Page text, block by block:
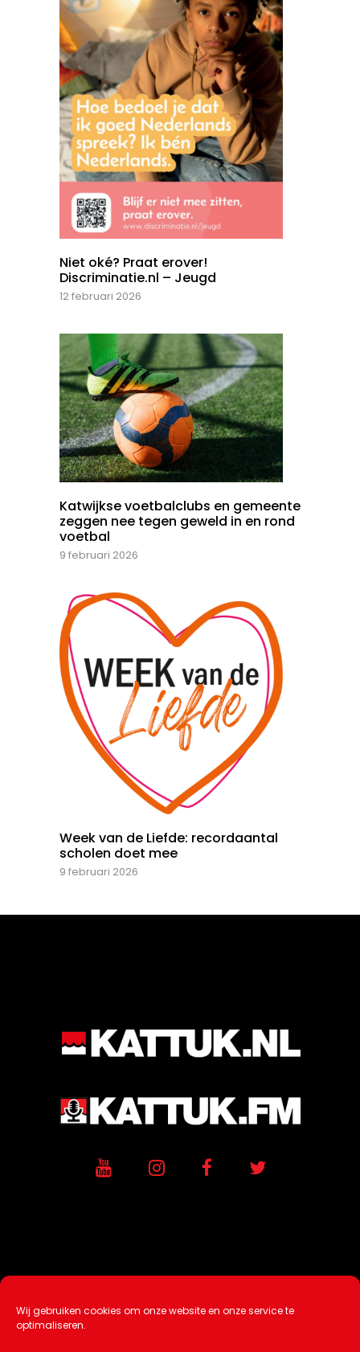
Wij gebruiken cookies om onze website en onze service te
optimaliseren.
Niet oké? Praat erover!
Discriminatie.nl – Jeugd
12 februari 2026
Katwijkse voetbalclubs en gemeente
zeggen nee tegen geweld in en rond
voetbal
9 februari 2026
Week van de Liefde: recordaantal
scholen doet mee
9 februari 2026
Ontwikkeling / Hosting doorAtSea